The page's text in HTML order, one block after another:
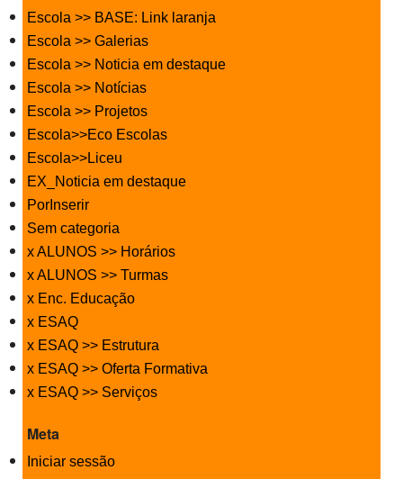
Escola >> BASE: Link laranja
Escola >> Galerias
Escola >> Noticia em destaque
Escola >> Notícias
Escola >> Projetos
Escola>>Eco Escolas
Escola>>Liceu
EX_Noticia em destaque
PorInserir
Sem categoria
x ALUNOS >> Horários
x ALUNOS >> Turmas
x Enc. Educação
x ESAQ
x ESAQ >> Estrutura
x ESAQ >> Oferta Formativa
x ESAQ >> Serviços
Meta
Iniciar sessão